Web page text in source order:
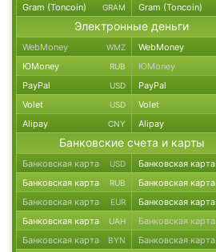
Gram (Toncoin) GRAM Gram (Toncoin)
Электронные деньги
WebMoney WMZ WebMoney
ЮMoney RUB ЮMoney
PayPal USD PayPal
Volet USD Volet
Alipay CNY Alipay
Банковские счета и карты
Банковская карта USD Банковская карта
Банковская карта RUB Банковская карта
Банковская карта EUR Банковская карта
Банковская карта UAH Банковская карта
Банковская карта BYN Банковская карта